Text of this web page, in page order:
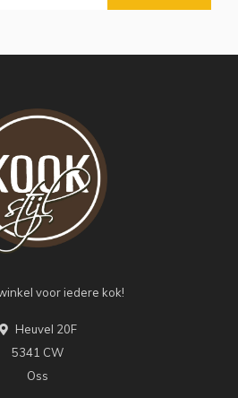
voor iedere kok!
Heuvel 20F
5341 CW
Oss